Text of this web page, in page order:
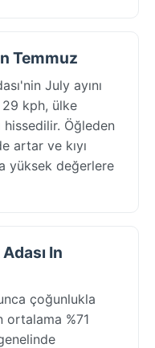
Temmuz
July ayını
kph, ülke
Öğleden
artar ve kıyı
yüksek değerlere
In
çoğunlukla
ortalama %71